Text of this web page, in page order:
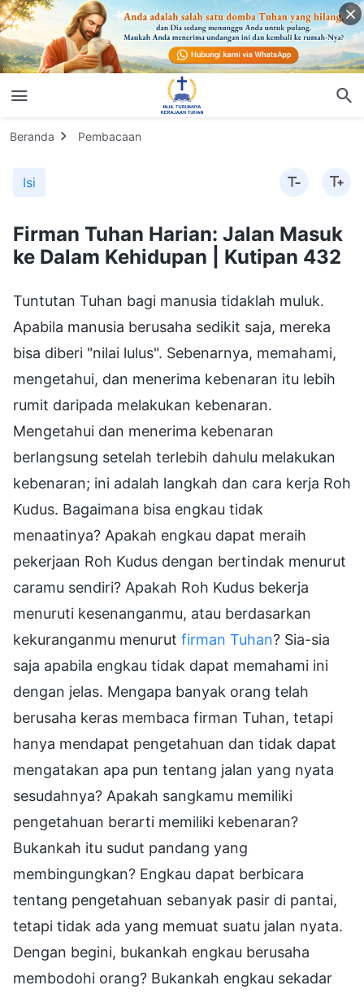
Beranda Pembacaan
Isi
Firman Tuhan Harian: Jalan Masuk
ke Dalam Kehidupan | Kutipan 432
Tuntutan Tuhan bagi manusia tidaklah muluk.
Apabila manusia berusaha sedikit saja, mereka
bisa diberi "nilai lulus". Sebenarnya, memahami,
mengetahui, dan menerima kebenaran itu lebih
rumit daripada melakukan kebenaran.
Mengetahui dan menerima kebenaran
berlangsung setelah terlebih dahulu melakukan
kebenaran; ini adalah langkah dan cara kerja Roh
Kudus. Bagaimana bisa engkau tidak
menaatinya? Apakah engkau dapat meraih
pekerjaan Roh Kudus dengan bertindak menurut
caramu sendiri? Apakah Roh Kudus bekerja
menuruti kesenanganmu, atau berdasarkan
kekuranganmu menurut firman Tuhan? Sia-sia
saja apabila engkau tidak dapat memahami ini
dengan jelas. Mengapa banyak orang telah
berusaha keras membaca firman Tuhan, tetapi
hanya mendapat pengetahuan dan tidak dapat
mengatakan apa pun tentang jalan yang nyata
sesudahnya? Apakah sangkamu memiliki
pengetahuan berarti memiliki kebenaran?
Bukankah itu sudut pandang yang
membingungkan? Engkau dapat berbicara
tentang pengetahuan sebanyak pasir di pantai,
tetapi tidak ada yang memuat suatu jalan nyata.
Dengan begini, bukankah engkau berusaha
membodohi orang? Bukankah engkau sekadar